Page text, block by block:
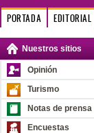
PORTADA EDITORIAL
Nuestros sitios
Opinión
Turismo
Notas de prensa
Encuestas